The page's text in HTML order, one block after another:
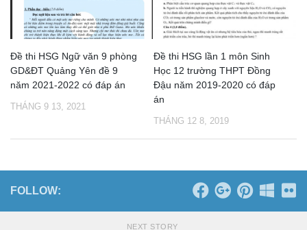
Đề thi HSG Ngữ văn 9 phòng
GD&ĐT Quảng Yên đề 9
năm 2021-2022 có đáp án
THÁNG 9 13, 2021
Đề thi HSG lần 1 môn Sinh
Học 12 trường THPT Đồng
Đậu năm 2019-2020 có đáp
án
THÁNG 12 8, 2019
FOLLOW:
NEXT STORY